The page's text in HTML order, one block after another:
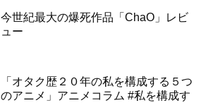
今世紀最大の爆死作品「ChaO」レビ
ュー
「オタク歴２０年の私を構成する５つ
のアニメ」アニメコラム #私を構成す